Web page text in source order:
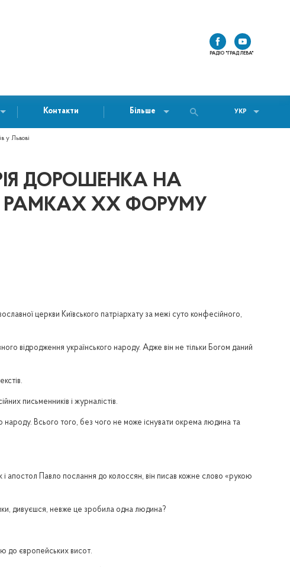
РАДІО "ГРАД ЛЕВА"
Контакти Більше УКР
у Львові
ДОРОШЕНКА НА
РАМКАХ ХХ ФОРУМУ
церкви Київського патріархату за межі суто конфесійного,
відродження українського народу. Адже він не тільки Богом даний
письменників і журналістів.
народу. Всього того, без чого не може існувати окрема людина та
і апостол Павло послання до колоссян, він писав кожне слово «рукою
дивуєшся, невже це зробила одна людина?
до європейських висот.